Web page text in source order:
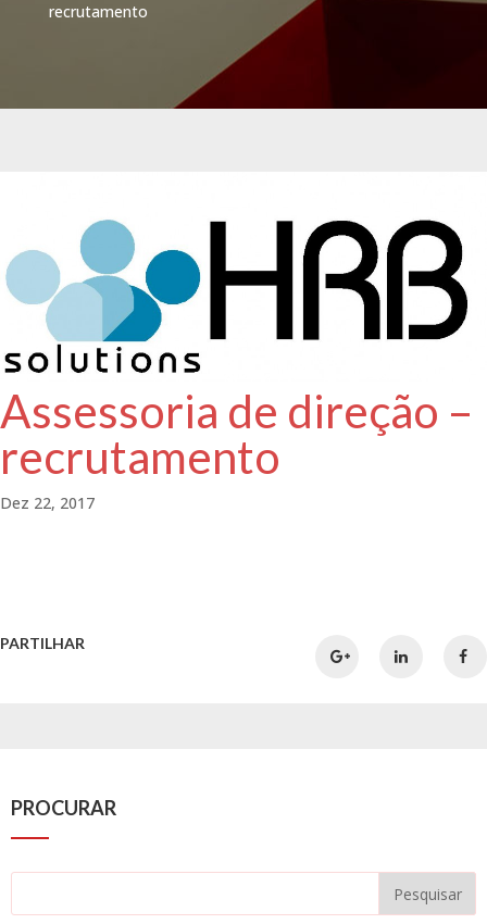
recrutamento
Assessoria de direção –
recrutamento
Dez 22, 2017
PARTILHAR
PROCURAR